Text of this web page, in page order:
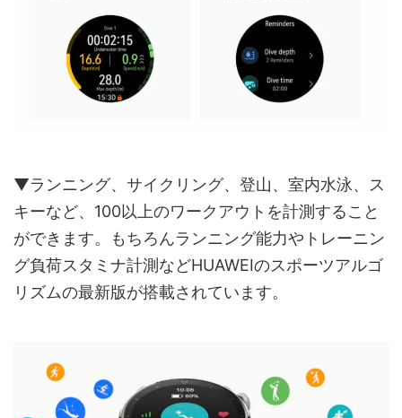
▼ランニング、サイクリング、登山、室内水泳、ス
キーなど、100以上のワークアウトを計測すること
ができます。もちろんランニング能力やトレーニン
グ負荷スタミナ計測などHUAWEIのスポーツアルゴ
リズムの最新版が搭載されています。